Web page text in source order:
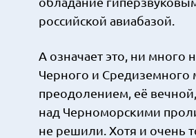
российской авиабазой.
А означает это, ни много
Черного и
преодолением, её
над Черноморскими
не решили. Хотя и очень